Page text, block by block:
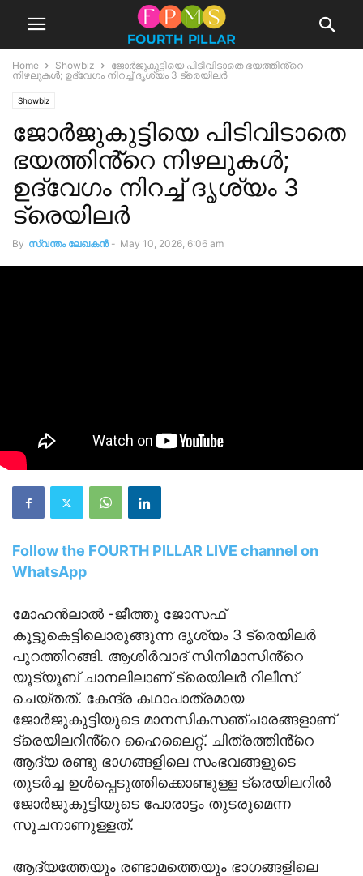
Home Showbiz
ജോർജുകുട്ടിയെ പിടിവിടാതെ ഭയത്തിൻ്റെ
നിഴലുകൾ; ഉദ്വേഗം നിറച്ച് ദൃശ്യം 3 ട്രെയിലർ
Showbiz
ജോർജുകുട്ടിയെ പിടിവിടാതെ
ഭയത്തിൻ്റെ നിഴലുകൾ;
ഉദ്വേഗം നിറച്ച് ദൃശ്യം 3
ട്രെയിലർ
By സ്വന്തം ലേഖകന്‍ - May 10, 2026, 6:06 am
Follow the FOURTH PILLAR LIVE channel on
WhatsApp
മോഹൻലാൽ -ജീത്തു ജോസഫ്
കൂട്ടുകെട്ടിലൊരുങ്ങുന്ന ദൃശ്യം 3 ട്രെയിലർ
പുറത്തിറങ്ങി. ആശിർവാദ് സിനിമാസിൻ്റെ
യൂട്യൂബ് ചാനലിലാണ് ട്രെയിലർ റിലീസ്
ചെയ്തത്. കേന്ദ്ര കഥാപാത്രമായ
ജോർജുകുട്ടിയുടെ മാനസികസഞ്ചാരങ്ങളാണ്
ട്രെയിലറിൻ്റെ ഹൈലൈറ്റ്. ചിത്രത്തിൻ്റെ
ആദ്യ രണ്ടു ഭാഗങ്ങളിലെ സംഭവങ്ങളുടെ
തുടർച്ച ഉൾപ്പെടുത്തിക്കൊണ്ടുള്ള ട്രെയിലറിൽ
ജോർജുകുട്ടിയുടെ പോരാട്ടം തുടരുമെന്ന
സൂചനാണുള്ളത്.
ആദ്യത്തേയും രണ്ടാമത്തെയും ഭാഗങ്ങളിലെ